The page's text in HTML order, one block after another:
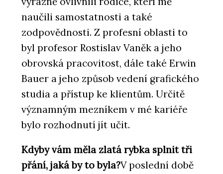
naučili samostatnosti a také
zodpovědnosti. Z profesní oblasti to
byl profesor Rostislav Vaněk a jeho
obrovská pracovitost, dále také Erwin
Bauer a jeho způsob vedení grafického
studia a přístup ke klientům. Určitě
významným mezníkem v mé kariéře
bylo rozhodnutí jít učit.
Kdyby vám měla zlatá rybka splnit tři
přání, jaká by to byla?V poslední době